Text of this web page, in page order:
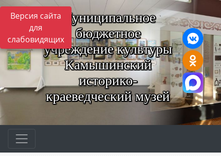
Версия сайта
для
слабовидящих
Муниципальное
бюджетное
учреждение культуры
Камышинский
историко-
краеведческий музей